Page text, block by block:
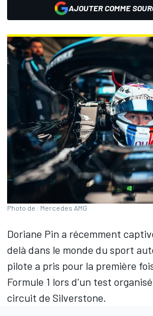
AJOUTER COMME
Photo de : Mercedes AMG
Doriane Pin a récemment
delà dans le monde du sport
pilote a pris pour la première
Formule 1 lors d'un test
circuit de Silverstone.